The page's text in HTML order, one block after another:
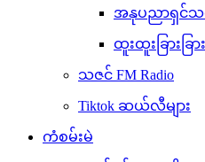
အနုပညာရှင်သတ
ထူးထူးခြားခြာ
သဇင် FM Radio
Tiktok ဆယ်လီများ
ကံစမ်းမဲ